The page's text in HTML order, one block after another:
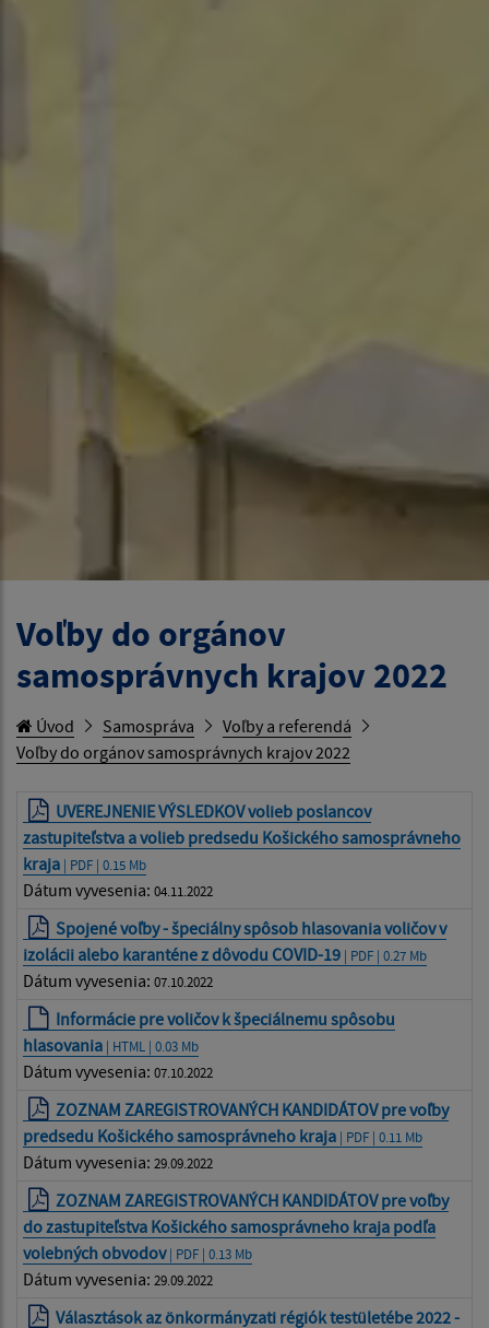
Voľby do orgánov
samosprávnych krajov 2022
Úvod Samospráva
Voľby a referendá
Voľby do orgánov samosprávnych krajov 2022
UVEREJNENIE VÝSLEDKOV volieb poslancov
zastupiteľstva a volieb predsedu Košického samosprávneho
kraja | PDF | 0.15 Mb
Dátum vyvesenia: 04.11.2022
Spojené voľby - špeciálny spôsob hlasovania voličov v
izolácii alebo karanténe z dôvodu COVID-19 | PDF | 0.27 Mb
Dátum vyvesenia: 07.10.2022
Informácie pre voličov k špeciálnemu spôsobu
hlasovania | HTML | 0.03 Mb
Dátum vyvesenia: 07.10.2022
ZOZNAM ZAREGISTROVANÝCH KANDIDÁTOV pre voľby
predsedu Košického samosprávneho kraja | PDF | 0.11 Mb
Dátum vyvesenia: 29.09.2022
ZOZNAM ZAREGISTROVANÝCH KANDIDÁTOV pre voľby
do zastupiteľstva Košického samosprávneho kraja podľa
volebných obvodov| PDF | 0.13 Mb
Dátum vyvesenia: 29.09.2022
Választások az önkormányzati régiók testületébe 2022 -